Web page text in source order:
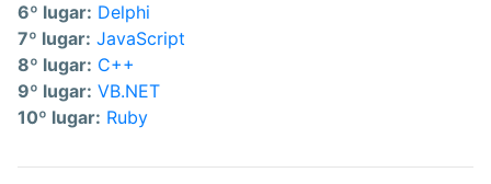
6º lugar: Delphi
7º lugar: JavaScript
8º lugar: C++
9º lugar: VB.NET
10º lugar: Ruby